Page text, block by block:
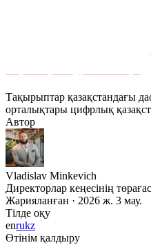
Тақырыптар қазақстандағы
орталықтары цифрлық
Автор
Vladislav Minkevich
Директорлар кеңесінің
Жарияланған · 2026 ж. 3 мау.
Тілде оқу
enrukz
Өтінім қалдыру